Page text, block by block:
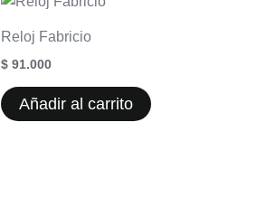
Reloj Fabricio
$ 91.000
Añadir al carrito